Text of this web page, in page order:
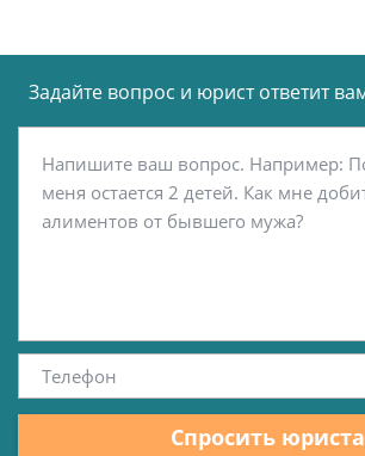
Задайте вопрос и юрист ответит
Спросить юриста